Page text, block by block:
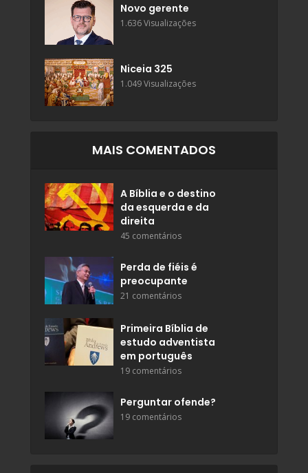
Novo gerente
1.636 Visualizações
Niceia 325
1.049 Visualizações
MAIS COMENTADOS
A Bíblia e o destino
da esquerda e da
direita
45 comentários
Perda de fiéis é
preocupante
21 comentários
Primeira Bíblia de
estudo adventista
em português
19 comentários
Perguntar ofende?
19 comentários